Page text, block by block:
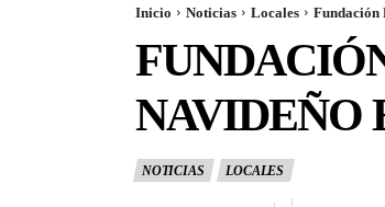
Inicio Noticias Locales Fundación
NAVIDEÑO
NOTICIAS LOCALES